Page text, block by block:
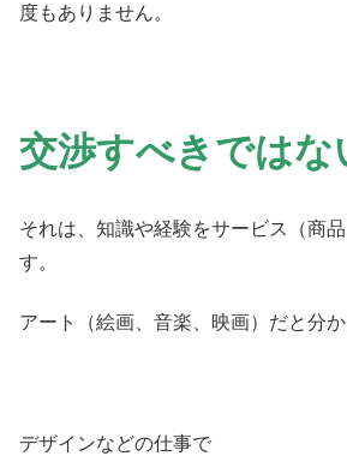
度もありません。
交渉すべきではな
それは、知識や経験をサービス（商
す。
アート（絵画、音楽、映画）だと分か
デザインなどの仕事で